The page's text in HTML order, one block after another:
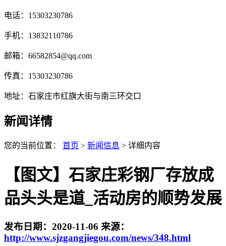
电话：15303230786
手机：13832110786
邮箱：66582854@qq.com
传真：15303230786
地址：石家庄市红旗大街与南三环交口
新闻详情
您的当前位置： 首页 > 新闻信息 > 详细内容
【图文】石家庄彩钢厂存放成
品头头是道_活动房的顺势发展
发布日期： 2020-11-06 来源：
http://www.sjzgangjiegou.com/news/348.html